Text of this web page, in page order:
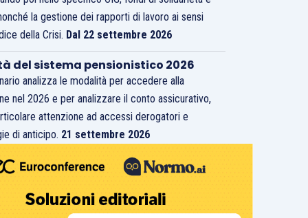
la gestione dei rapporti di lavoro ai sensi
della Crisi. Dal 22 settembre 2026
del sistema pensionistico 2026
analizza le modalità per accedere alla
nel 2026 e per analizzare il conto assicurativo,
attenzione ad accessi derogatori e
di anticipo. 21 settembre 2026